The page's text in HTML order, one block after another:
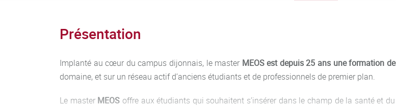
Présentation
Implanté au cœur du campus dijonnais, le master MEOSest depuis 25 ans une formation
domaine, et sur un réseau actif d’anciens étudiants et de professionnels de premier plan.
Le master MEOS offre aux étudiants qui souhaitent s’insérer dans le champ de la santé et